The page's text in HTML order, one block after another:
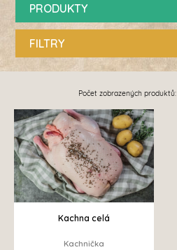
PRODUKTY
FILTRY
Počet zobrazených produktů:
Kachna celá
Kachnička